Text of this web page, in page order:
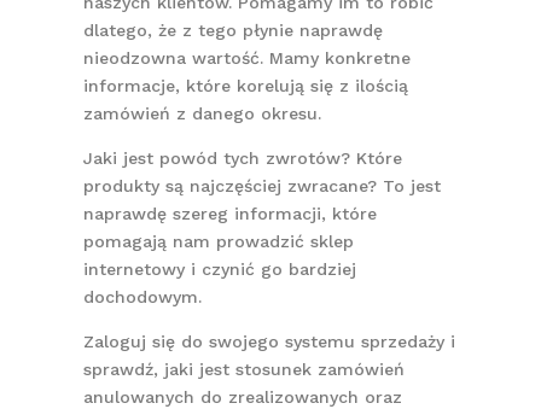
dlatego, że z tego płynie naprawdę
nieodzowna wartość. Mamy konkretne
informacje, które korelują się z ilością
zamówień z danego okresu.
Jaki jest powód tych zwrotów? Które
produkty są najczęściej zwracane? To jest
naprawdę szereg informacji, które
pomagają nam prowadzić sklep
internetowy i czynić go bardziej
dochodowym.
Zaloguj się do swojego systemu sprzedaży i
sprawdź, jaki jest stosunek zamówień
anulowanych do zrealizowanych oraz